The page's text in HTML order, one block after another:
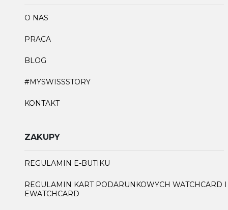
O NAS
PRACA
BLOG
#MYSWISSSTORY
KONTAKT
ZAKUPY
REGULAMIN E-BUTIKU
REGULAMIN KART PODARUNKOWYCH WATCHCARD I
EWATCHCARD